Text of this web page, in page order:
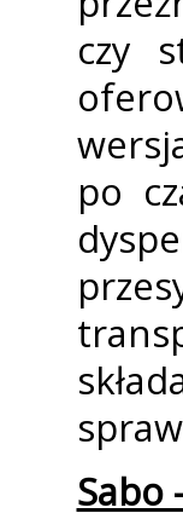
czy
po
Sabo